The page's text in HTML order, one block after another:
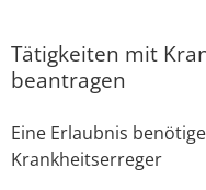
Tätigkeiten mit
beantragen
Eine Erlaubnis
Krankheitserreger